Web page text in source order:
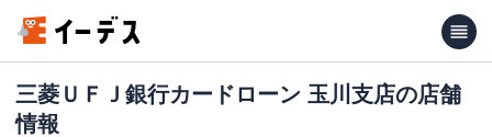
三菱ＵＦＪ銀行カードローン 玉川支店の店舗
情報